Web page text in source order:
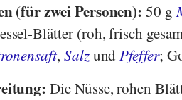
(für zwei Personen): 50 g
Blätter (roh, frisch
, SalzundPfeffer;
Die Nüsse, rohen